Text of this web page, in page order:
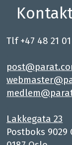
Tlf +47 48 21
Lakkegata 23
Postboks 9029